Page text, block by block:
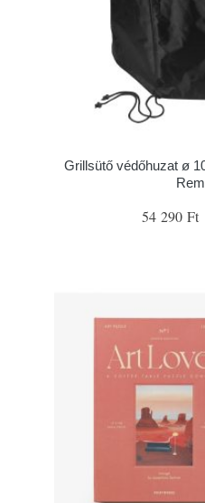
Grillsütő védőhuzat ø
54 290 Ft